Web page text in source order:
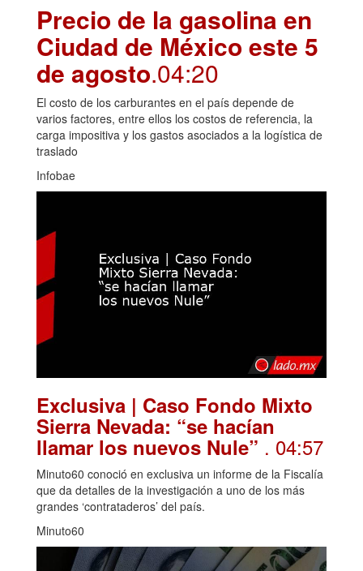
Precio de la gasolina en
Ciudad de México este 5
de agosto.04:20
El costo de los carburantes en el país depende de
varios factores, entre ellos los costos de referencia, la
carga impositiva y los gastos asociados a la logística de
traslado
Infobae
Exclusiva | Caso Fondo Mixto
Sierra Nevada: “se hacían
llamar los nuevos Nule” . 04:57
Minuto60 conoció en exclusiva un informe de la Fiscalía
que da detalles de la investigación a uno de los más
grandes ‘contrataderos’ del país.
Minuto60